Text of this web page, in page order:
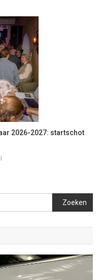
2026-2027: startschot
Zoeken